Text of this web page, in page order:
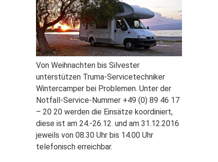
Von Weihnachten bis Silvester
unterstützen Truma-Servicetechniker
Wintercamper bei Problemen. Unter der
Notfall-Service-Nummer +49 (0) 89 46 17
– 20 20 werden die Einsätze koordiniert,
diese ist am 24.-26.12. und am 31.12.2016
jeweils von 08.30 Uhr bis 14.00 Uhr
telefonisch erreichbar.